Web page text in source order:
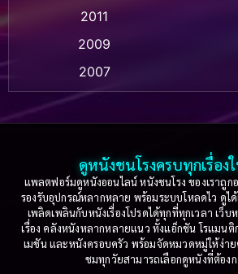
Based on a True Story เรื่อง
Based on Novel(16)
Betrayal(1)
Biography(3)
2011
2009
2007
2005
2003
2001
1999
1997
1995
1993
ดูหนังชนโรงครบทุกเรื่อง
แพลตฟอร์มดูหนังออนไลน์ หนังชนโรง ของเราถูก
รองรับอุปกรณ์หลากหลาย พร้อมระบบโหลดไว ดูไ
เพลิดเพลินกับหนังเรื่องโปรดได้ทุกที่ทุกเวลา เว็
เรื่อง คลังหนังหลากหลายแนว ทั้งแอ็กชัน โรแมน
เมชัน และหนังครอบครัว พร้อมจัดหมวดหมู่ให้ง่า
ชมทุกวัยสามารถเลือกดูหนังที่ต้อง